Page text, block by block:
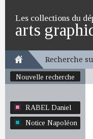
Les collections du
arts
Recherche
Nouvelle recherche
RABEL Daniel
Notice Napoléon